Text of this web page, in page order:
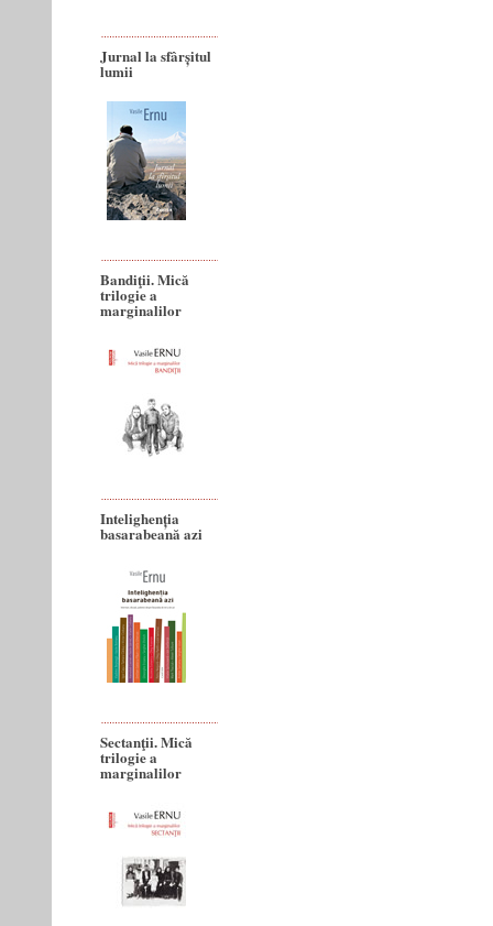
Jurnal la sfârșitul
lumii
Bandiţii. Mică
trilogie a
marginalilor
Intelighenția
basarabeană azi
Sectanţii. Mică
trilogie a
marginalilor